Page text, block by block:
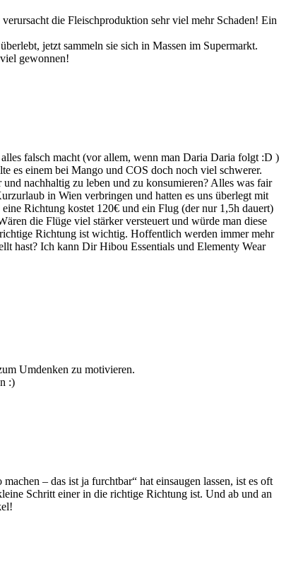
die Fleischproduktion sehr viel mehr Schaden! Ein
jetzt sammeln sie sich in Massen im Supermarkt.
gewonnen!
falsch macht (vor allem, wenn man Daria Daria folgt :D )
es einem bei Mango und COS doch noch viel schwerer.
nachhaltig zu leben und zu konsumieren? Alles was fair
in Wien verbringen und hatten es uns überlegt mit
Richtung kostet 120€ und ein Flug (der nur 1,5h dauert)
die Flüge viel stärker versteuert und würde man diese
Richtung ist wichtig. Hoffentlich werden immer mehr
hast? Ich kann Dir Hibou Essentials und Elementy Wear
Umdenken zu motivieren.
:)
– das ist ja furchtbar“ hat einsaugen lassen, ist es oft
Schritt einer in die richtige Richtung ist. Und ab und an